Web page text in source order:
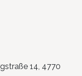
14, 4770